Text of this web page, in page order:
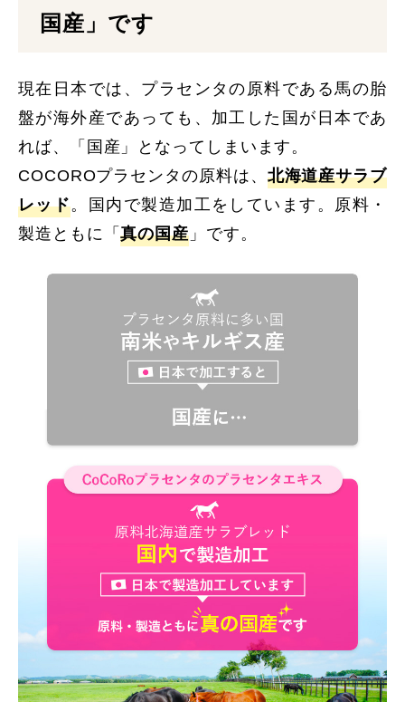
国産」です
現在日本では、プラセンタの原料である馬の胎
盤が海外産であっても、加工した国が日本であ
れば、「国産」となってしまいます。
COCOROプラセンタの原料は、 北海道産サラブ
レッド。国内で製造加工をしています。原料・
製造ともに「真の国産 」です。